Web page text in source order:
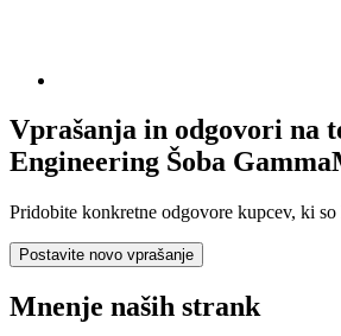
Vprašanja in odgovori na
Engineering Šoba
Pridobite konkretne odgovore kupcev, ki
Postavite novo vprašanje
Mnenje naših strank